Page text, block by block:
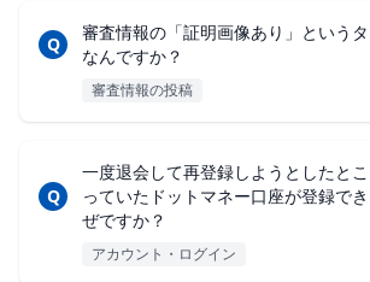
Q
審査情報の「証明画像あり」という
なんですか？
審査情報の投稿
Q
一度退会して再登録しようとしたと
っていたドットマネー口座が登録で
ぜですか？
アカウント・ログイン